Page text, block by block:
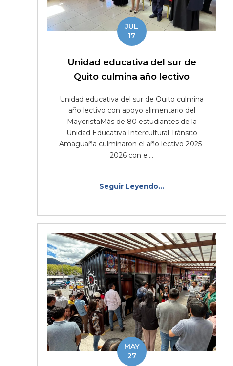
JUL
17
Unidad educativa del sur de
Quito culmina año lectivo
Unidad educativa del sur de Quito culmina
año lectivo con apoyo alimentario del
MayoristaMás de 80 estudiantes de la
Unidad Educativa Intercultural Tránsito
Amaguaña culminaron el año lectivo 2025-
2026 con el...
Seguir Leyendo...
MAY
27